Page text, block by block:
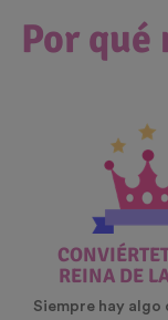
Por
REINA DE
Siempre hay algo